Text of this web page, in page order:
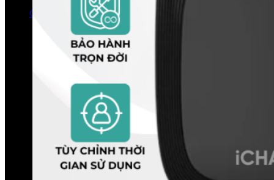
Quay trở lại cửa hàng